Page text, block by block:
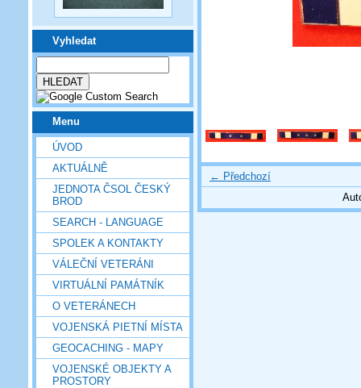
Vyhledat
Menu
ÚVOD
AKTUÁLNĚ
JEDNOTA ČSOL ČESKÝ
BROD
SEARCH - LANGUAGE
SPOLEK A KONTAKTY
VÁLEČNÍ VETERÁNI
VIRTUÁLNÍ PAMÁTNÍK
O VETERÁNECH
VOJENSKÁ PIETNÍ MÍSTA
GEOCACHING - MAPY
VOJENSKÉ OBJEKTY A
PROSTORY
← Předchozí